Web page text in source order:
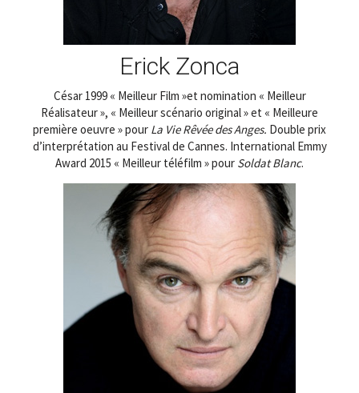
Erick Zonca
César 1999 « Meilleur Film »et nomination « Meilleur
Réalisateur », « Meilleur scénario original » et « Meilleure
première oeuvre » pour La Vie Rêvée des Anges. Double prix
d’interprétation au Festival de Cannes. International Emmy
Award 2015 « Meilleur téléfilm » pour Soldat Blanc.